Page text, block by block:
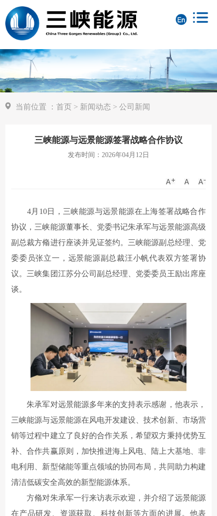
当前位置 ：首页 > 新闻动态 >公司新闻
三峡能源与远景能源签署战略合作协议
发布时间：2026年04月12日
4月 10日，三峡能源与远景能源在上海签署战略合作
协议，三峡能源董事长、党委书记朱承军与远景能源高级
副总裁方翛进行座谈并见证签约。三峡能源副总经理、党
委委员张立一，远景能源副总裁汪小帆代表双方签署协
议。三峡集团江苏分公司副总经理、党委委员王励出席座
谈。
朱承军对远景能源多年来的支持表示感谢，他表示，
三峡能源与远景能源在风电开发建设、技术创新、市场营
销等过程中建立了良好的合作关系，希望双方秉持优势互
补、合作共赢原则，加快推进海上风电、陆上大基地、非
电利用、新型储能等重点领域的协同布局，共同助力构建
清洁低碳安全高效的新型能源体系。
方翛对朱承军一行来访表示欢迎，并介绍了远景能源
在产品研发、资源获取、科技创新等方面的进展。他表